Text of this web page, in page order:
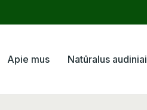
Apie mus Natūralus audiniai